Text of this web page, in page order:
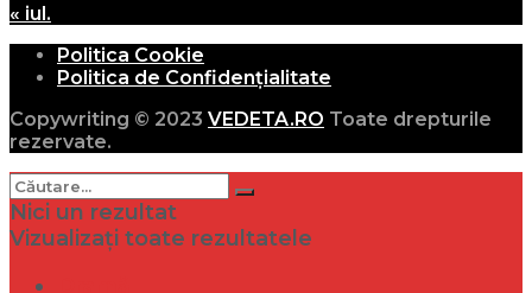
« iul.
Politica Cookie
Politica de Confidențialitate
Copywriting © 2023 VEDETA.RO Toate drepturile
rezervate.
Nici un rezultat
Vizualizați toate rezultatele